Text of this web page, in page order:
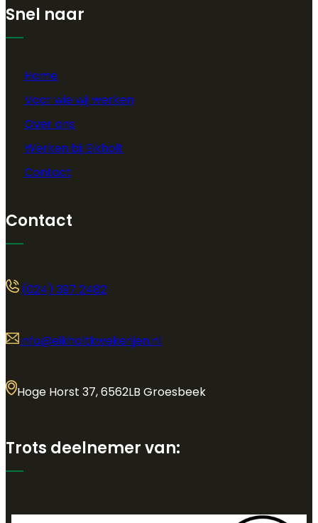
Snel naar
Home
Voor wie wij werken
Over ons
Werken bij Eikholt
Contact
Contact
(024) 397 2482
info@eikholtkwekerijen.nl
Hoge Horst 37, 6562LB Groesbeek
Trots deelnemer van: